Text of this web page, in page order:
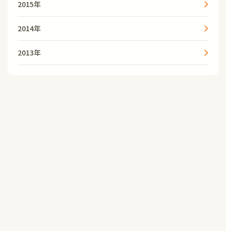
2015年
2014年
2013年